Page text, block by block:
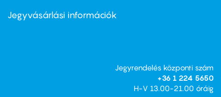
second
Jegyvásárlási információk
Jegyrendelés központi szám
+36 1 224 5650
H-V 13.00-21.00 óráig